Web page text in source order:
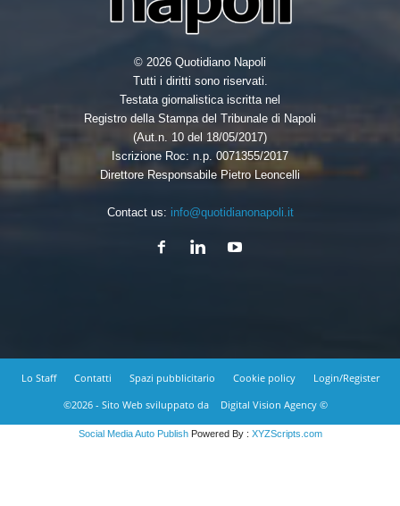
© 2026 Quotidiano Napoli
Tutti i diritti sono riservati.
Testata giornalistica iscritta nel
Registro della Stampa del Tribunale di Napoli
(Aut.n. 10 del 18/05/2017)
Iscrizione Roc: n.p. 0071355/2017
Direttore Responsabile Pietro Leoncelli
Contact us: info@quotidianonapoli.it
Lo Staff Contatti Spazi pubblicitario Cookie policy
Login/Register
©2026 - Sito Web sviluppato da
Digital Vision Agency ©
Social Media Auto PublishPowered By : XYZScripts.com